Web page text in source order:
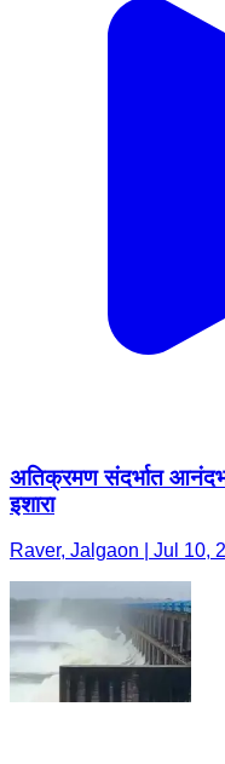
अतिक्रमण संदर्भात
इशारा
Raver, Jalgaon | Jul 10,